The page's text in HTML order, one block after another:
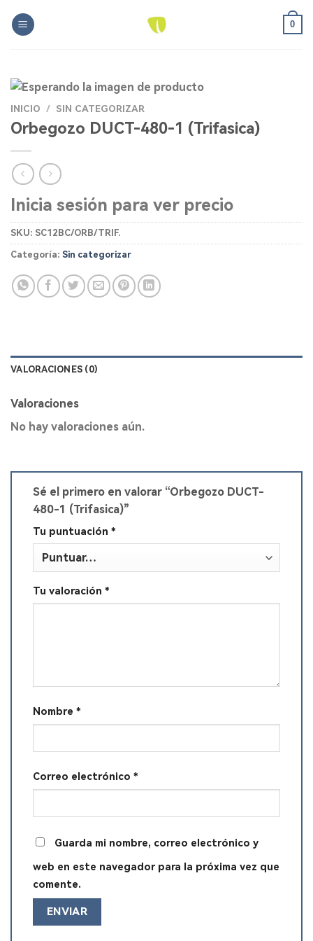
0
INICIO / SIN CATEGORIZAR
Orbegozo DUCT-480-1 (Trifasica)
Inicia sesión para ver precio
SKU: SC12BC/ORB/TRIF.
Categoría: Sin categorizar
VALORACIONES (0)
Valoraciones
No hay valoraciones aún.
Sé el primero en valorar “Orbegozo DUCT-
480-1 (Trifasica)”
Tu puntuación *
Tu valoración *
Nombre *
Correo electrónico *
Guarda mi nombre, correo electrónico y
web en este navegador para la próxima vez que
comente.